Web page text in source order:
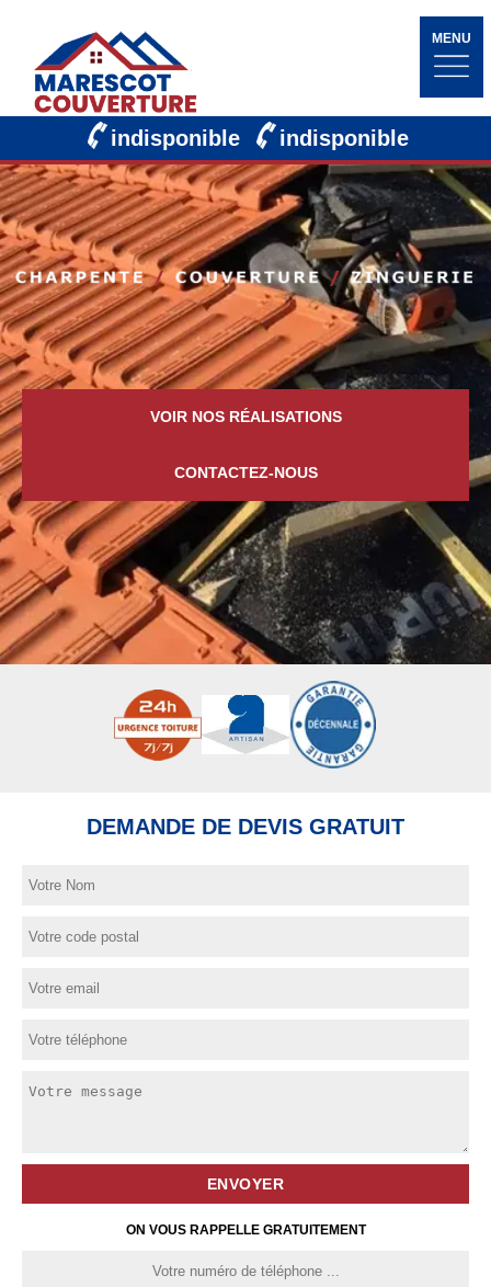
MENU
indisponible indisponible
VOIR NOS RÉALISATIONS
CONTACTEZ-NOUS
DEMANDE DE DEVIS GRATUIT
ON VOUS RAPPELLE GRATUITEMENT